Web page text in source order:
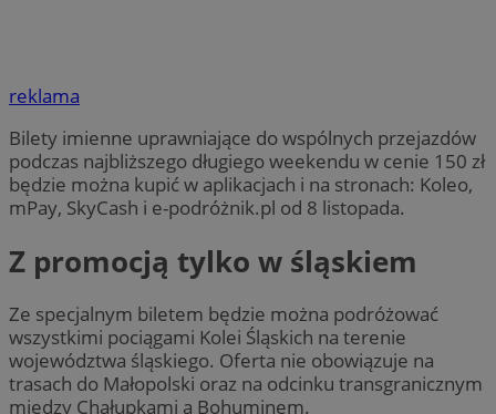
reklama
Bilety imienne uprawniające do wspólnych przejazdów
podczas najbliższego długiego weekendu w cenie 150 zł
będzie można kupić w aplikacjach i na stronach: Koleo,
mPay, SkyCash i e-podróżnik.pl od 8 listopada.
Z promocją tylko w śląskiem
Ze specjalnym biletem będzie można podróżować
wszystkimi pociągami Kolei Śląskich na terenie
województwa śląskiego. Oferta nie obowiązuje na
trasach do Małopolski oraz na odcinku transgranicznym
między Chałupkami a Bohuminem.